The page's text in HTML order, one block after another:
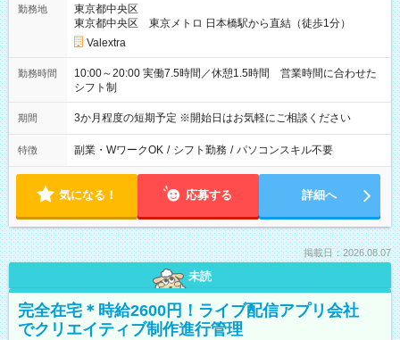
勤務地
東京都中央区
東京都中央区 東京メトロ 日本橋駅から直結（徒歩1分）
Valextra
勤務時間
10:00～20:00 実働7.5時間／休憩1.5時間 営業時間に合わせた
シフト制
期間 3か月程度の短期予定 ※開始日はお気軽にご相談ください
特徴 副業・WワークOK / シフト勤務 / パソコンスキル不要
気になる！ 応募する 詳細へ
掲載日：2026.08.07
未読
完全在宅＊時給2600円！ライブ配信アプリ会社
でクリエイティブ制作進行管理